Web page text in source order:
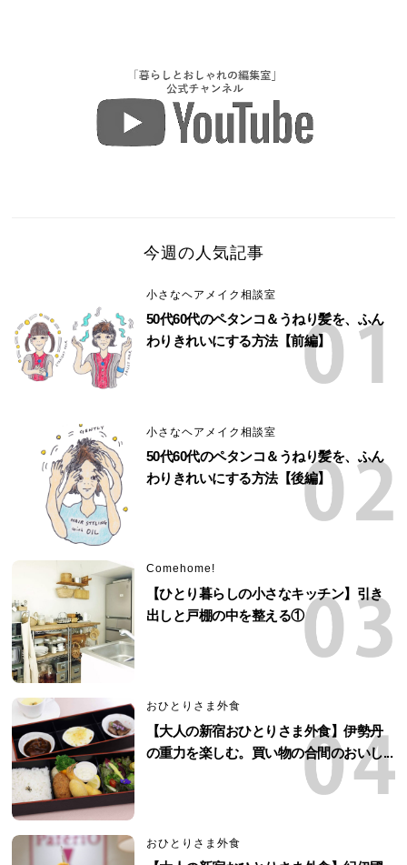
今週の人気記事
小さなヘアメイク相談室
50代60代のペタンコ＆うねり髪を、ふん
わりきれいにする方法【前編】
小さなヘアメイク相談室
50代60代のペタンコ＆うねり髪を、ふん
わりきれいにする方法【後編】
Comehome!
【ひとり暮らしの小さなキッチン】引き
出しと戸棚の中を整える①
おひとりさま外食
【大人の新宿おひとりさま外食】伊勢丹
の重力を楽しむ。買い物の合間のおいし...
おひとりさま外食